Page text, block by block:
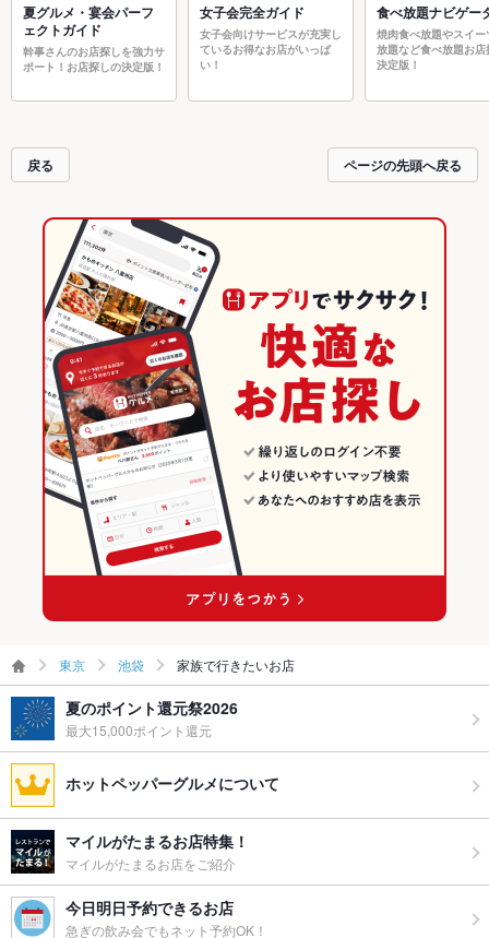
夏グルメ・宴会パーフ
ェクトガイド
幹事さんのお店探しを強力サ
ポート！お店探しの決定版！
女子会完全ガイド
女子会向けサービスが充実し
ているお得なお店がいっぱ
い！
食べ放題ナビゲー
焼肉食べ放題やスイー
放題など食べ放題お店
決定版！
戻る ページの先頭へ戻る
東京 池袋 家族で行きたいお店
夏のポイント還元祭2026
最大15,000ポイント還元
ホットペッパーグルメについて
マイルがたまるお店特集！
マイルがたまるお店をご紹介
今日明日予約できるお店
急ぎの飲み会でもネット予約OK！